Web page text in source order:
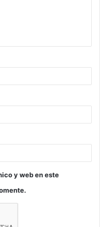
y web en este